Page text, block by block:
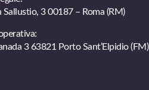
Sallustio, 3 00187 – Roma (RM)
3 63821 Porto Sant’Elpidio (FM)